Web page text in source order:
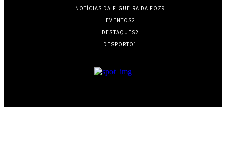
NOTÍCIAS DA FIGUEIRA DA FOZ9
EVENTOS2
DESTAQUES2
DESPORTO1